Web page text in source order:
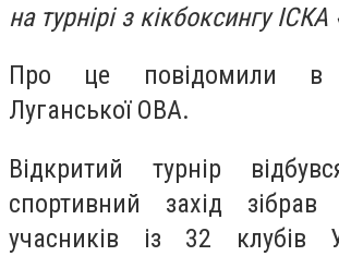
на турнірі з кікбоксингу ІСКА
Про це повідомили в
Луганської ОВА.
Відкритий турнір
спортивний захід
учасників із 32 клубів